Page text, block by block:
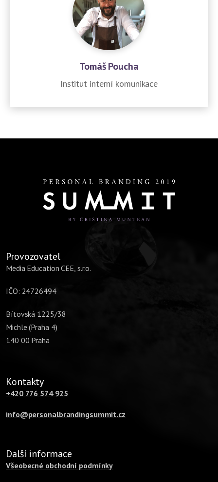
Tomáš Poucha
Institut interní komunikace
Provozovatel
Media Education CEE, s.r.o.
IČO: 24726494
Bítovská 1225/38
Michle (Praha 4)
140 00 Praha
Kontakty
+420 776 574 925
info@personalbrandingsummit.cz
Další informace
Všeobecné obchodní podmínky